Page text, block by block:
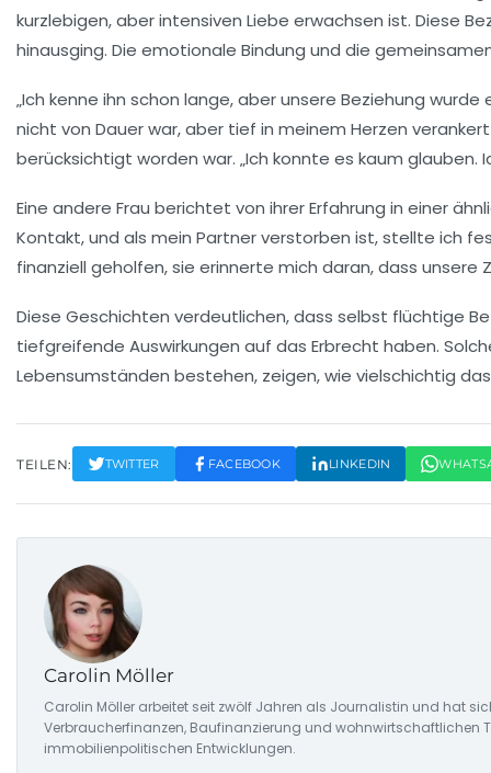
kurzlebigen, aber intensiven Liebe erwachsen ist. Diese
hinausging. Die emotionale Bindung und die
„Ich kenne ihn schon lange, aber unsere Beziehung
nicht von Dauer war, aber tief in meinem Herzen
berücksichtigt worden war. „Ich konnte es kaum
Eine andere Frau berichtet von ihrer Erfahrung in einer
Kontakt, und als mein Partner verstorben ist, stellte ich
finanziell geholfen, sie erinnerte mich daran, dass unsere
Diese Geschichten verdeutlichen, dass selbst flüchtige
tiefgreifende Auswirkungen auf das Erbrecht haben.
Lebensumständen bestehen, zeigen, wie vielschichtig
TEILEN: TWITTER FACEBOOK LINKEDIN
Carolin Möller
Carolin Möller arbeitet seit zwölf Jahren als Journalistin und hat
Verbraucherfinanzen, Baufinanzierung und wohnwirtschaftlichen
immobilienpolitischen Entwicklungen.